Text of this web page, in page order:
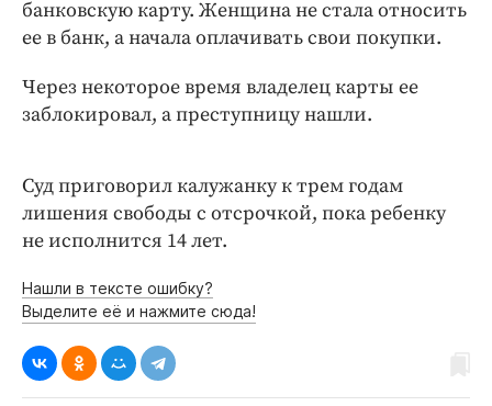
Работодатель года
банковскую карту. Женщина не стала относить
ее в банк, а начала оплачивать свои покупки.
Через некоторое время владелец карты ее
заблокировал, а преступницу нашли.
Суд приговорил калужанку к трем годам
лишения свободы с отсрочкой, пока ребенку
не исполнится 14 лет.
Нашли в тексте ошибку?
Выделите её и нажмите сюда!